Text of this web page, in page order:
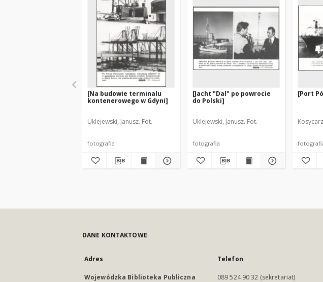
[Na budowie terminalu
kontenerowego w Gdyni]
Uklejewski, Janusz. Fot.
fotografia
[Jacht "Dal" po powrocie
do Polski]
Uklejewski, Janusz. Fot.
fotografia
[Port
DANE KONTAKTOWE
Adres
Wojewódzka Biblioteka Publiczna
Telefon
089 524 90 32 (sekretariat)